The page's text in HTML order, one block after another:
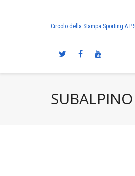
Circolo della Stampa Sporting